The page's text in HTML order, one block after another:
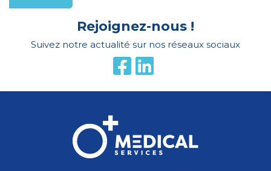
Rejoignez-nous !
Suivez notre actualité sur nos réseaux sociaux